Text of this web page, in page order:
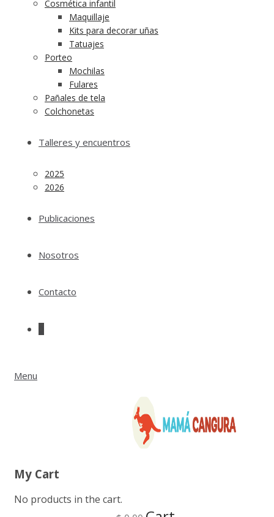
Cosmética infantil
Maquillaje
Kits para decorar uñas
Tatuajes
Porteo
Mochilas
Fulares
Pañales de tela
Colchonetas
Talleres y encuentros
2025
2026
Publicaciones
Nosotros
Contacto
Menu
My Cart
No products in the cart.